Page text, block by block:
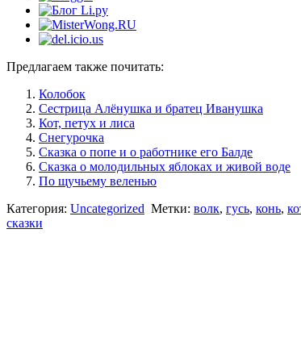
Предлагаем также почитать:
Колобок
Сестрица Алёнушка и братец Иванушка
Кот, петух и лиса
Снегурочка
Сказка о попе и о работнике его Балде
Сказка о молодильных яблоках и живой воде
По щучьему веленью
Категория: Uncategorized Метки: волк, гусь, конь,
сказки